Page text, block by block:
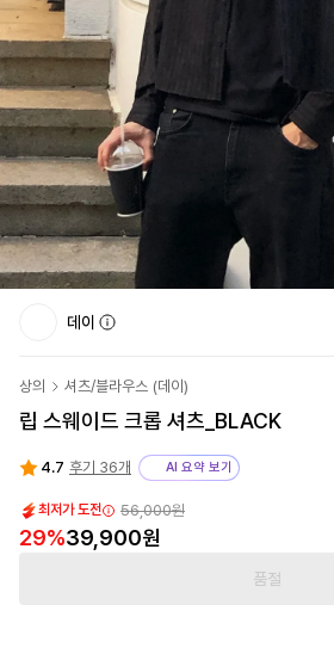
데이
상의 셔츠/블라우스 (데이)
립 스웨이드 크롭 셔츠_BLACK
4.7 후기 36개 AI 요약 보기
최저가 도전 56,000원
29%39,900원
품절